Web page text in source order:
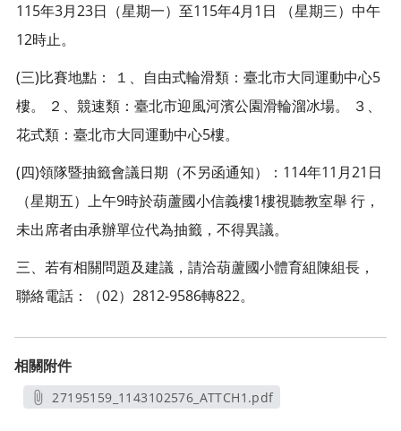
115年3月23日（星期一）至115年4月1日 （星期三）中午
12時止。
(三)比賽地點： １、自由式輪滑類：臺北市大同運動中心5
樓。 ２、競速類：臺北市迎風河濱公園滑輪溜冰場。 ３、
花式類：臺北市大同運動中心5樓。
(四)領隊暨抽籤會議日期（不另函通知）：114年11月21日
（星期五）上午9時於葫蘆國小信義樓1樓視聽教室舉 行，
未出席者由承辦單位代為抽籤，不得異議。
三、若有相關問題及建議，請洽葫蘆國小體育組陳組長，
聯絡電話：（02）2812-9586轉822。
相關附件
27195159_1143102576_ATTCH1.pdf